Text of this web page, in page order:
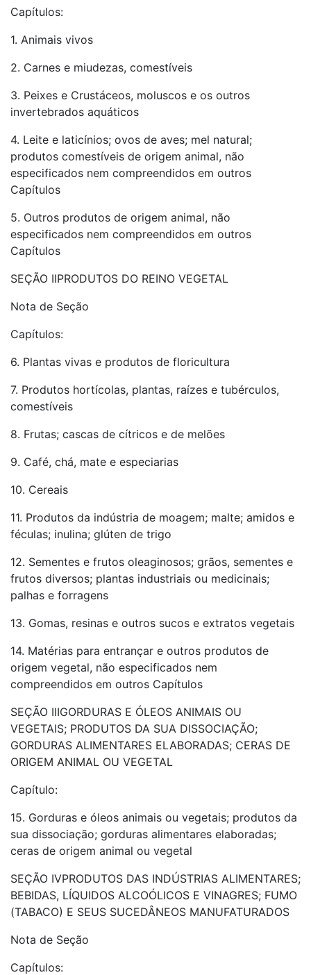
Capítulos:
1. Animais vivos
2. Carnes e miudezas, comestíveis
3. Peixes e Crustáceos, moluscos e os outros
invertebrados aquáticos
4. Leite e laticínios; ovos de aves; mel natural;
produtos comestíveis de origem animal, não
especificados nem compreendidos em outros
Capítulos
5. Outros produtos de origem animal, não
especificados nem compreendidos em outros
Capítulos
SEÇÃO IIPRODUTOS DO REINO VEGETAL
Nota de Seção
Capítulos:
6. Plantas vivas e produtos de floricultura
7. Produtos hortícolas, plantas, raízes e tubérculos,
comestíveis
8. Frutas; cascas de cítricos e de melões
9. Café, chá, mate e especiarias
10. Cereais
11. Produtos da indústria de moagem; malte; amidos e
féculas; inulina; glúten de trigo
12. Sementes e frutos oleaginosos; grãos, sementes e
frutos diversos; plantas industriais ou medicinais;
palhas e forragens
13. Gomas, resinas e outros sucos e extratos vegetais
14. Matérias para entrançar e outros produtos de
origem vegetal, não especificados nem
compreendidos em outros Capítulos
SEÇÃO IIIGORDURAS E ÓLEOS ANIMAIS OU
VEGETAIS; PRODUTOS DA SUA DISSOCIAÇÃO;
GORDURAS ALIMENTARES ELABORADAS; CERAS DE
ORIGEM ANIMAL OU VEGETAL
Capítulo:
15. Gorduras e óleos animais ou vegetais; produtos da
sua dissociação; gorduras alimentares elaboradas;
ceras de origem animal ou vegetal
SEÇÃO IVPRODUTOS DAS INDÚSTRIAS ALIMENTARES;
BEBIDAS, LÍQUIDOS ALCOÓLICOS E VINAGRES; FUMO
(TABACO) E SEUS SUCEDÂNEOS MANUFATURADOS
Nota de Seção
Capítulos: